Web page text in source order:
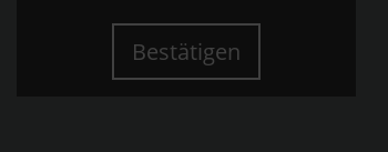
Bestätigen